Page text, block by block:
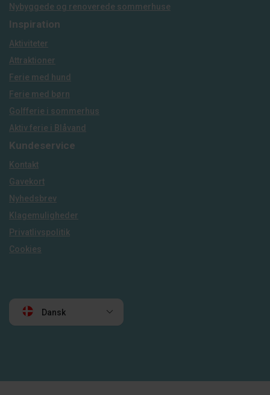
Nybyggede og renoverede sommerhuse
Inspiration
Aktiviteter
Attraktioner
Ferie med hund
Ferie med børn
Golfferie i sommerhus
Aktiv ferie i Blåvand
Kundeservice
Kontakt
Gavekort
Nyhedsbrev
Klagemuligheder
Privatlivspolitik
Cookies
Dansk